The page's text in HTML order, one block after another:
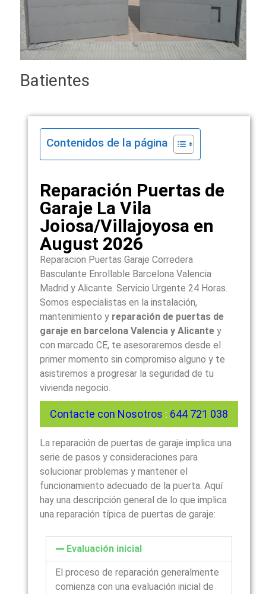
Batientes
Contenidos de la página
Reparación Puertas de
Garaje La Vila
Joiosa/Villajoyosa en
August 2026
Reparacion Puertas Garaje Corredera
Basculante Enrollable Barcelona Valencia
Madrid y Alicante. Servicio Urgente 24 Horas.
Somos especialistas en la instalación,
mantenimiento y reparación de puertas de
garaje en barcelona Valencia y Alicante y
con marcado CE, te asesoraremos desde el
primer momento sin compromiso alguno y te
asistiremos a progresar la seguridad de tu
vivienda negocio.
Contacte con Nosotros : 644 721 038
La reparación de puertas de garaje implica una
serie de pasos y consideraciones para
solucionar problemas y mantener el
funcionamiento adecuado de la puerta. Aquí
hay una descripción general de lo que implica
una reparación típica de puertas de garaje:
Evaluación inicial
El proceso de reparación generalmente
comienza con una evaluación inicial de